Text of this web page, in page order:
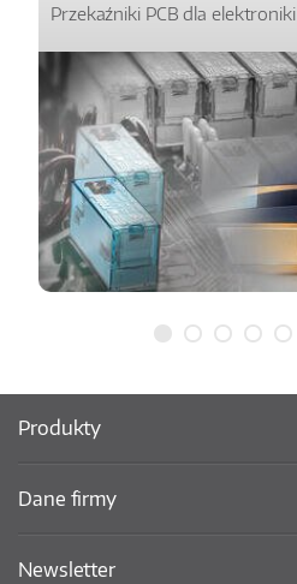
Przekaźniki PCB dla elektroniki
Produkty
Dane firmy
Newsletter